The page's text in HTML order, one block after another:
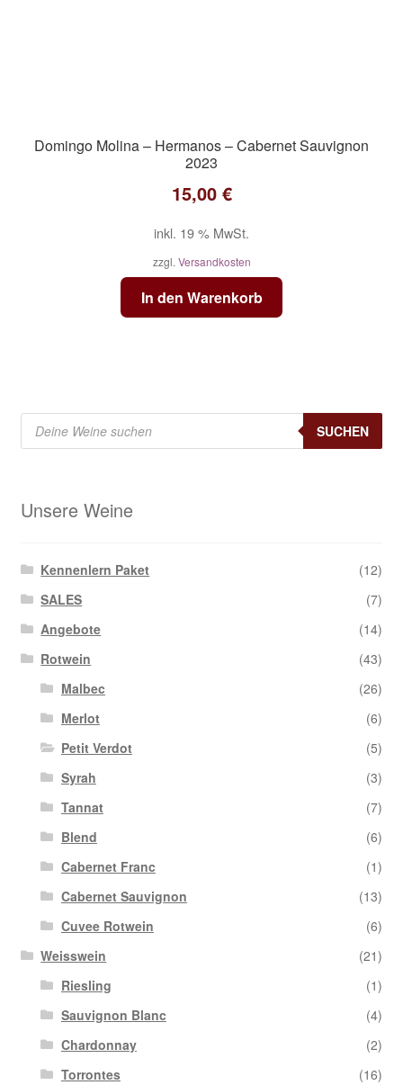
Domingo Molina – Hermanos – Cabernet Sauvignon
2023
15,00 €
inkl. 19 % MwSt.
zzgl. Versandkosten
In den Warenkorb
Products
search SUCHEN
Unsere Weine
Kennenlern Paket
(12)
SALES
(7)
Angebote
(14)
Rotwein
(43)
Malbec
(26)
Merlot
(6)
Petit Verdot
(5)
Syrah
(3)
Tannat
(7)
Blend
(6)
Cabernet Franc
(1)
Cabernet Sauvignon
(13)
Cuvee Rotwein
(6)
Weisswein
(21)
Riesling
(1)
Sauvignon Blanc
(4)
Chardonnay
(2)
Torrontes
(16)